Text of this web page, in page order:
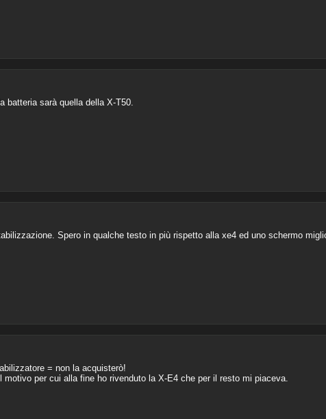
batteria sarà quella della X-T50.
Spero in qualche testo in più rispetto alla xe4 ed uno schermo
= non la acquisterò!
per cui alla fine ho rivenduto la X-E4 che per il resto mi piaceva.